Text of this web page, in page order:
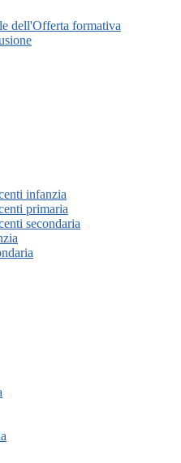
dell'Offerta formativa
infanzia
primaria
secondaria